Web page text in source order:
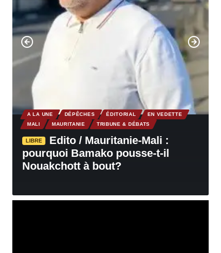
A LA UNE DÉPÊCHES ÉDITORIAL
EN VEDETTE
MALI
MAURITANIE TRIBUNE & DÉBATS
LIBRE
Edito / Mauritanie-Mali :
pourquoi Bamako pousse-t-il
Nouakchott à bout?